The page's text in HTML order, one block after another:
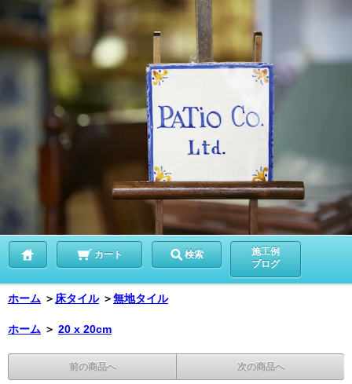
カート 検索
施工例
ブログ
ホーム ＞ 床タイル ＞無地タイル
ホーム ＞ 20 x 20cm
前の商品へ 次の商品へ